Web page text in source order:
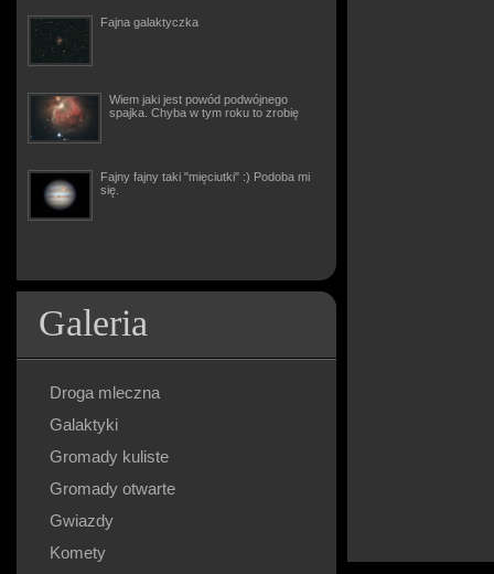
Fajna galaktyczka
Wiem jaki jest powód podwójnego
spajka. Chyba w tym roku to zrobię
Fajny fajny taki "mięciutki" :) Podoba mi
się.
Galeria
Droga mleczna
Galaktyki
Gromady kuliste
Gromady otwarte
Gwiazdy
Komety